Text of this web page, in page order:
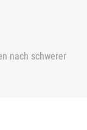
nach schwerer